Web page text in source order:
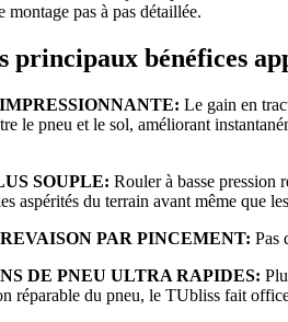
montage pas à pas détaillée.
principaux bénéfices
Le gain en
le pneu et le sol, améliorant
SOUPLE: Rouler à basse pression
aspérités du terrain avant même que
PAR PINCEMENT: Pas
DE PNEU ULTRA RAPIDES:
réparable du pneu, le TUbliss fait